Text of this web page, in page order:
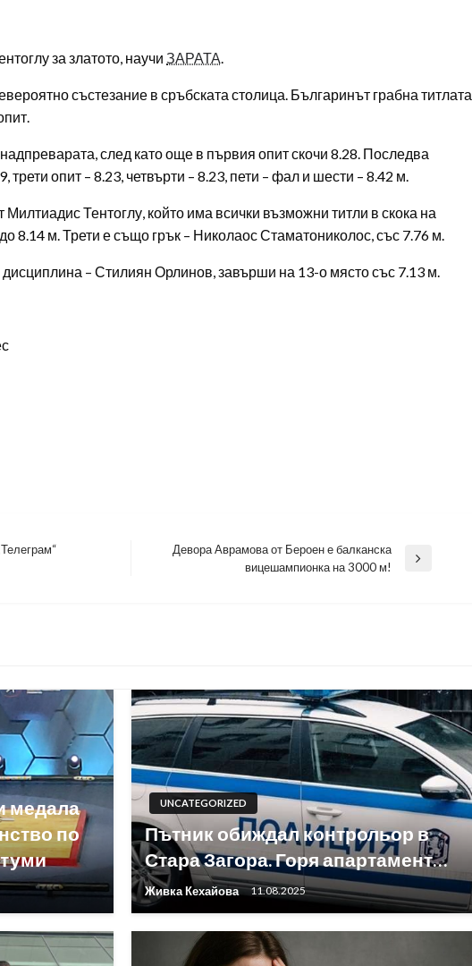
за златото, научи ЗАРАТА.
състезание в сръбската столица. Българинът грабна титлата
след като още в първия опит скочи 8.28. Последва
трети опит – 8.23, четвърти – 8.23, пети – фал и шести – 8.42 м.
Тентоглу, който има всички възможни титли в скока на
8.14 м. Трети е също грък – Николаос Стаматониколос, със 7.76 м.
– Стилиян Орлинов, завърши на 13-о място със 7.13 м.
Девора Аврамова от Бероен е балканска
вицешампионка на 3000 м!
медала
по
UNCATEGORIZED
Пътник обиждал контрольор в
Стара Загора. Горя апартамент…
Живка Кехайова 11.08.2025